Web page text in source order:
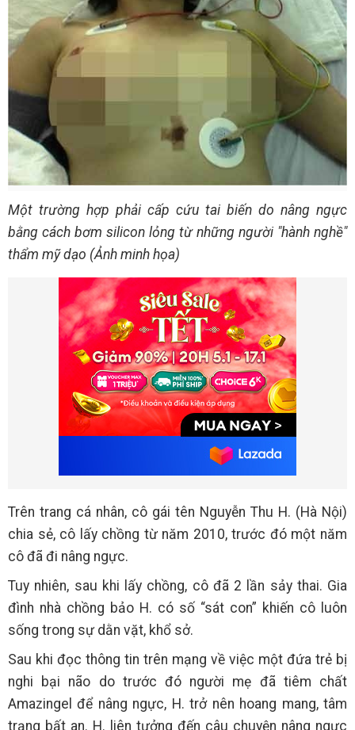
Một trường hợp phải cấp cứu tai biến do nâng ngực
bằng cách bơm silicon lỏng từ những người "hành nghề"
thẩm mỹ dạo (Ảnh minh họa)
Trên trang cá nhân, cô gái tên Nguyễn Thu H. (Hà Nội)
chia sẻ, cô lấy chồng từ năm 2010, trước đó một năm
cô đã đi nâng ngực.
Tuy nhiên, sau khi lấy chồng, cô đã 2 lần sảy thai. Gia
đình nhà chồng bảo H. có số “sát con” khiến cô luôn
sống trong sự dằn vặt, khổ sở.
Sau khi đọc thông tin trên mạng về việc một đứa trẻ bị
nghi bại não do trước đó người mẹ đã tiêm chất
Amazingel để nâng ngực, H. trở nên hoang mang, tâm
trạng bất an. H. liên tưởng đến câu chuyện nâng ngực